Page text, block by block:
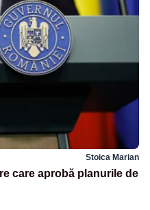
Stoica Marian
care aprobă planurile de